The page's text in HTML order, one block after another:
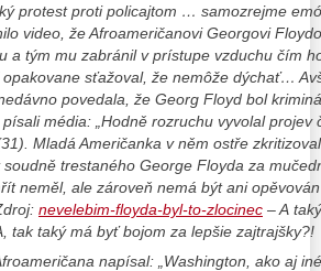
protest proti policajtom … samozrejme
video, žeAfroameričanovi Georgovi
a tým mu zabránil v prístupe vzduchu čím
sťažoval, že nemôže dýchať…
povedala, že Georg Floyd bol
média: „Hodně rozruchu vyvolal projev
Mladá Američanka v něm ostře
trestaného George Floyda za
neměl, ale zároveň nemá být ani
nevelebim-floyda-byl-to-zlocinec – A
tak taký má byť bojom za lepšie zajtrajšky?!
napísal: „ Washington, ako aj